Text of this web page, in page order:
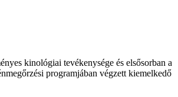
kinológiai tevékenysége és elsősorban a
programjában végzett kiemelkedő